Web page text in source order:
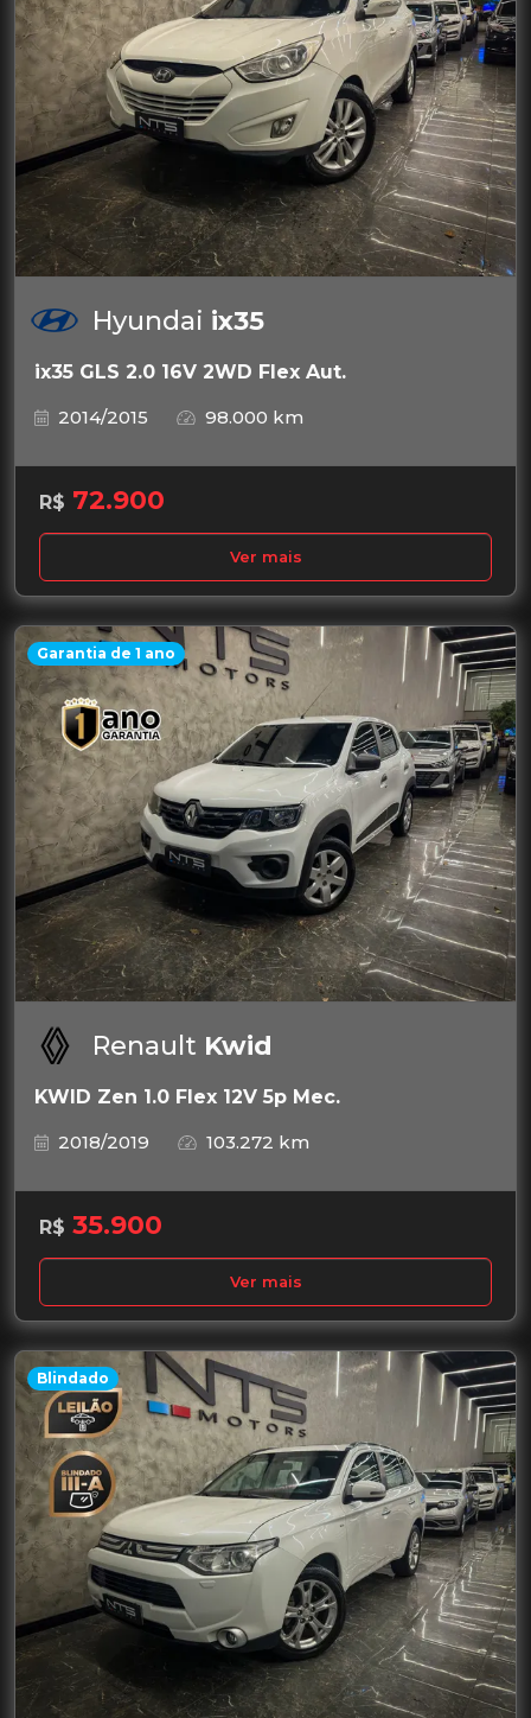
Hyundai ix35
ix35 GLS 2.0 16V 2WD Flex Aut.
2014/2015
98.000 km
R$ 72.900
Ver mais
Garantia de 1 ano
Renault Kwid
KWID Zen 1.0 Flex 12V 5p Mec.
2018/2019
103.272 km
R$ 35.900
Ver mais
Blindado